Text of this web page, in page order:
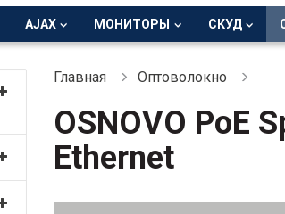
AJAX МОНИТОРЫ СКУД
Главная Оптоволокно
OSNOVO PoE
Ethernet